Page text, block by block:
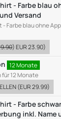
- Farbe blau
Versand
- Farbe blau ohne
)EUR 23.90)
12 Monate
für 12 Monate
(EUR 29.99)
- Farbe
inkl. Name